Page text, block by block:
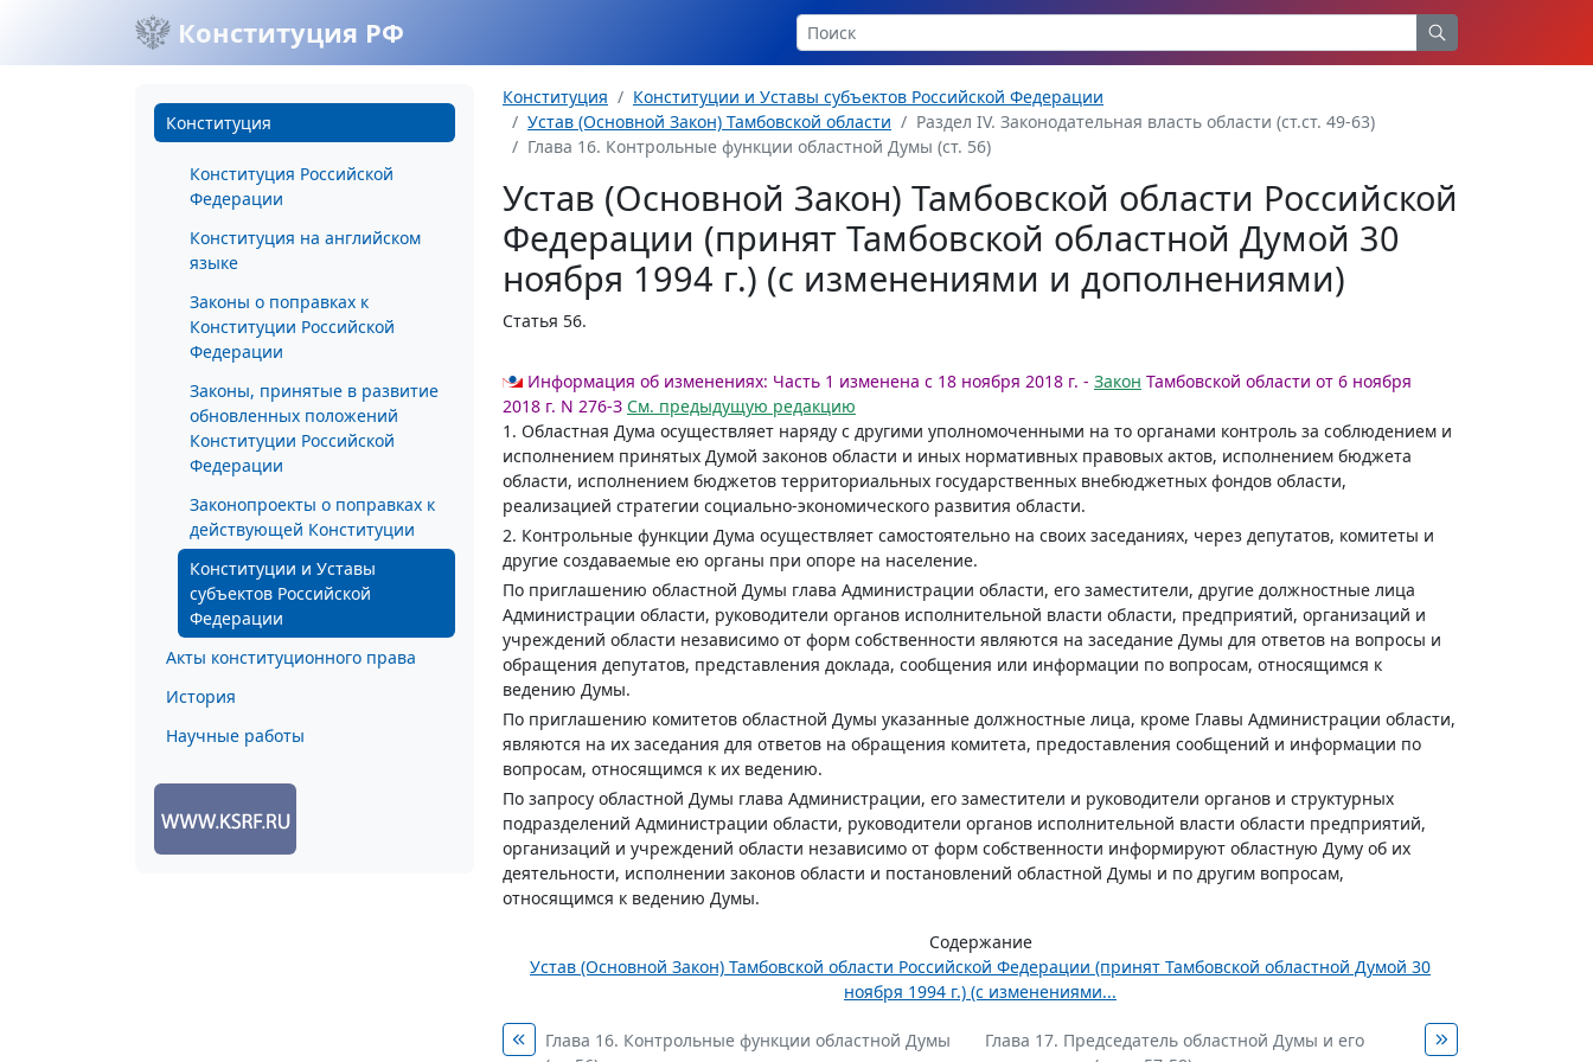
Конституция РФ
Конституция
Конституция Российской
Федерации
Конституция на английском
языке
Законы о поправках к
Конституции Российской
Федерации
Законы, принятые в развитие
обновленных положений
Конституции Российской
Федерации
Законопроекты о поправках к
действующей Конституции
Конституции и Уставы
субъектов Российской
Федерации
Акты конституционного права
История
Научные работы
Конституция
Конституции и Уставы субъектов Российской Федерации
Устав (Основной Закон) Тамбовской области
Раздел IV. Законодательная власть области (ст.ст. 49-63)
Глава 16. Контрольные функции областной Думы (ст. 56)
Устав (Основной Закон) Тамбовской области Российской
Федерации (принят Тамбовской областной Думой 30
ноября 1994 г.) (с изменениями и дополнениями)
Статья 56.
Информация об изменениях: Часть 1 изменена с 18 ноября 2018 г. - Закон Тамбовской области от 6 ноября
2018 г. N 276-З См. предыдущую редакцию
1. Областная Дума осуществляет наряду с другими уполномоченными на то органами контроль за соблюдением и
исполнением принятых Думой законов области и иных нормативных правовых актов, исполнением бюджета
области, исполнением бюджетов территориальных государственных внебюджетных фондов области,
реализацией стратегии социально-экономического развития области.
2. Контрольные функции Дума осуществляет самостоятельно на своих заседаниях, через депутатов, комитеты и
другие создаваемые ею органы при опоре на население.
По приглашению областной Думы глава Администрации области, его заместители, другие должностные лица
Администрации области, руководители органов исполнительной власти области, предприятий, организаций и
учреждений области независимо от форм собственности являются на заседание Думы для ответов на вопросы и
обращения депутатов, представления доклада, сообщения или информации по вопросам, относящимся к
ведению Думы.
По приглашению комитетов областной Думы указанные должностные лица, кроме Главы Администрации области,
являются на их заседания для ответов на обращения комитета, предоставления сообщений и информации по
вопросам, относящимся к их ведению.
По запросу областной Думы глава Администрации, его заместители и руководители органов и структурных
подразделений Администрации области, руководители органов исполнительной власти области предприятий,
организаций и учреждений области независимо от форм собственности информируют областную Думу об их
деятельности, исполнении законов области и постановлений областной Думы и по другим вопросам,
относящимся к ведению Думы.
Содержание
Устав (Основной Закон) Тамбовской области Российской Федерации (принят Тамбовской областной Думой 30
ноября 1994 г.) (с изменениями...
Глава 16. Контрольные функции областной Думы
Глава 17. Председатель областной Думы и его